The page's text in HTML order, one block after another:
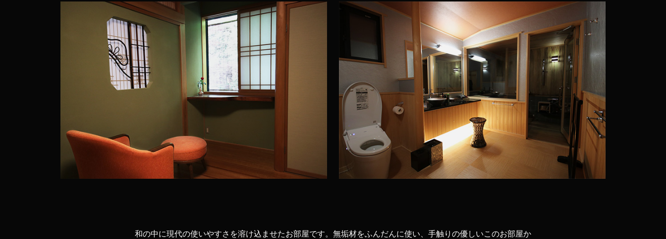
和の中に現代の使いやすさを溶け込ませたお部屋です。無垢材をふんだんに使い、手触りの優しいこのお部屋か